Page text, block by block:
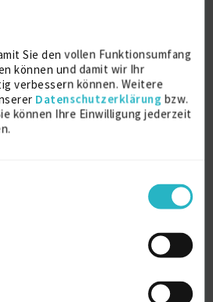
Sie den vollen Funktionsumfang
können und damit wir Ihr
verbessern können. Weitere
Datenschutzerklärung bzw.
können Ihre Einwilligung jederzeit
(w/m/d) –
abrufen.